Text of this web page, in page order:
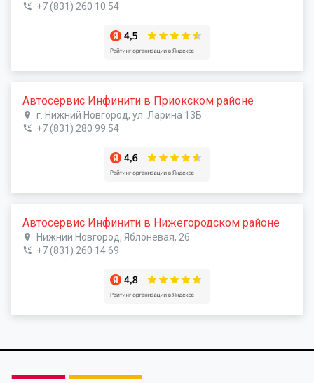
+7 (831) 260 10 54
Автосервис Инфинити в Приокском районе
г. Нижний Новгород, ул. Ларина 13Б
+7 (831) 280 99 54
Автосервис Инфинити в Нижегородском районе
Нижний Новгород, Яблоневая, 26
+7 (831) 260 14 69